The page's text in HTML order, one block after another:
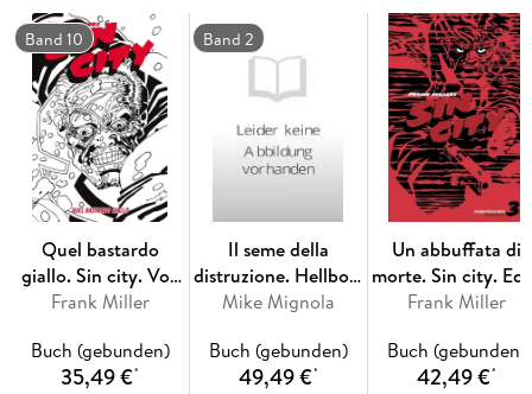
Band 10
Quel bastardo
giallo. Sin city. Vol.
4
Frank Miller
Buch (gebunden)
35,49 €*
Band 2
Il seme della
distruzione. Hellboy.
30 years collection
Mike Mignola
Buch (gebunden)
49,49 €*
Un abbuffata di
morte. Sin city.
variant. Vol. 3
Frank Miller
Buch (gebunden)
42,49 €*